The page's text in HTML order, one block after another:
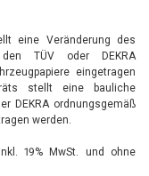
eine Veränderung des
TÜV oder DEKRA
eingetragen
stellt eine bauliche
DEKRA ordnungsgemäß
werden.
19% MwSt. und ohne